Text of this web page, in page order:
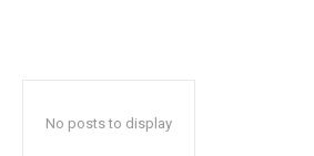
No posts to display